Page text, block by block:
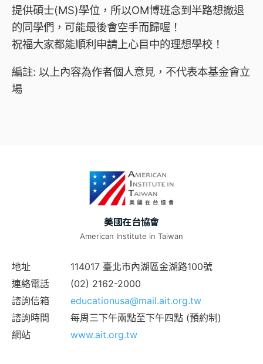
提供碩士(MS)學位，所以OM博班念到半路想撤退
的同學們，可能最後會空手而歸喔！
祝福大家都能順利申請上心目中的理想學校！
編註: 以上內容為作者個人意見，不代表本基金會立
場
美國在台協會
American Institute in Taiwan
地址
114017 臺北市內湖區金湖路100號
連絡電話
(02) 2162-2000
諮詢信箱
educationusa@mail.ait.org.tw
諮詢時間
每周三下午兩點至下午四點 (預約制)
網站
www.ait.org.tw